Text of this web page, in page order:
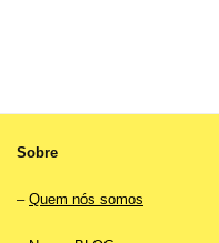
Sobre
– Quem nós somos